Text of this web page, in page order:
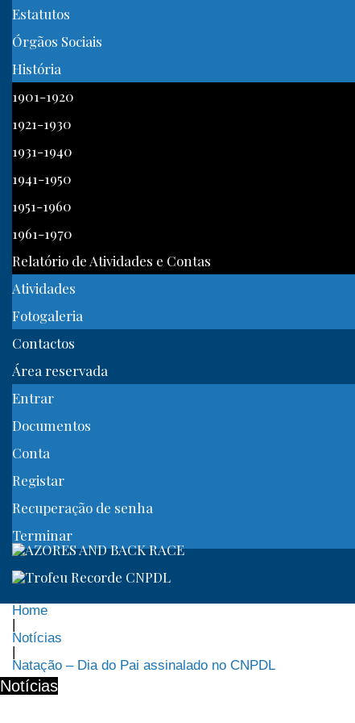
Estatutos
Órgãos Sociais
História
1901-1920
1921-1930
1931-1940
1941-1950
1951-1960
1961-1970
Relatório de Atividades e Contas
Atividades
Fotogaleria
Contactos
Área reservada
Entrar
Documentos
Conta
Registar
Recuperação de senha
Terminar
Home
|
Notícias
|
Natação – Dia do Pai assinalado no CNPDL
Notícias